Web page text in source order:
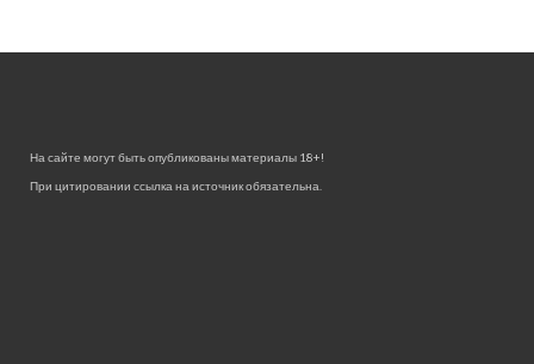
На сайте могут быть опубликованы материалы 18+!
При цитировании ссылка на источник обязательна.